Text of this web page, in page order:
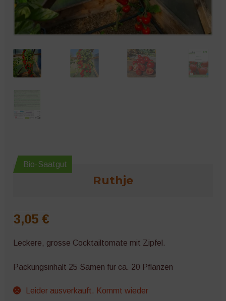
Microgreens
Bio-Saatgut
Ruthje
3,05 €
Leckere, grosse Cocktailtomate mit Zipfel.
Packungsinhalt 25 Samen für ca. 20 Pflanzen
Leider ausverkauft. Kommt wieder